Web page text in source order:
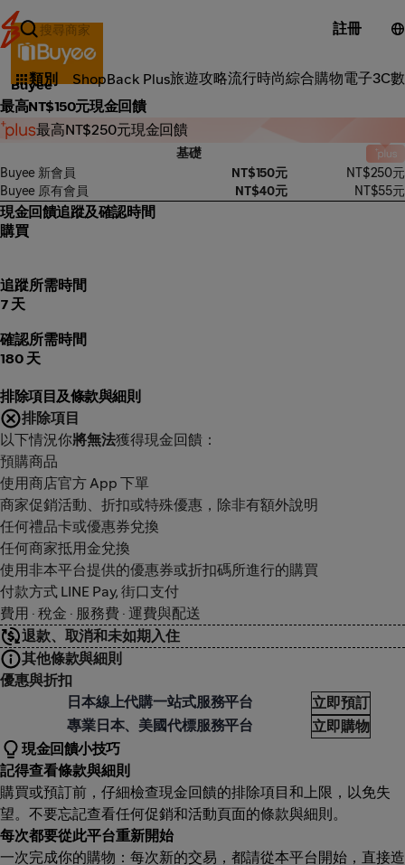
註冊
類別 ShopBack Plus旅遊攻略流行時尚綜合購物電子3C
綜合購物
Buyee
最高NT$150元現金回饋
最高NT$250元現金回饋
基礎
Buyee 新會員
NT$150元
NT$250元
Buyee 原有會員
NT$40元 NT$55元
現金回饋追蹤及確認時間
購買
追蹤所需時間
7 天
確認所需時間
180 天
排除項目及條款與細則
排除項目
以下情況你將無法獲得現金回饋：
預購商品
使用商店官方 App 下單
商家促銷活動、折扣或特殊優惠，除非有額外說明
任何禮品卡或優惠券兌換
任何商家抵用金兌換
使用非本平台提供的優惠券或折扣碼所進行的購買
付款方式 LINE Pay, 街口支付
費用 · 稅金 · 服務費 · 運費與配送
退款、取消和未如期入住
其他條款與細則
優惠與折扣
日本線上代購一站式服務平台
立即預訂
專業日本、美國代標服務平台
立即購物
現金回饋小技巧
記得查看條款與細則
購買或預訂前，仔細檢查現金回饋的排除項目和上限，以免失
望。不要忘記查看任何促銷和活動頁面的條款與細則。
每次都要從此平台重新開始
一次完成你的購物：每次新的交易，都請從本平台開始，直接造